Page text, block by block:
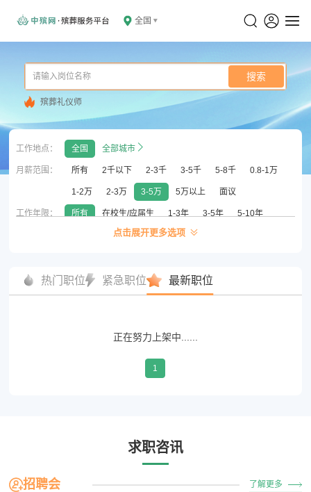
全国
搜索
殡葬礼仪师
工作地点： 全国 全部城市
月薪范围： 所有 2千以下 2-3千 3-5千 5-8千 0.8-1万
1-2万 2-3万 3-5万 5万以上 面议
工作年限： 所有 在校生/应届生 1-3年 3-5年 5-10年
无须经验
硕士 博士
少于50人 50-150人
1000-5000人
点击展开更多选项
热门职位 紧急职位 最新职位
正在努力上架中......
1
求职咨讯
招聘会 了解更多